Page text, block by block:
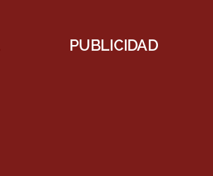
PUBLICIDAD